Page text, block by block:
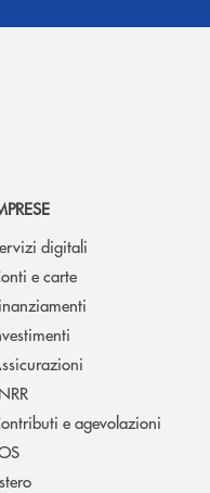
digitali
e carte
e agevolazioni